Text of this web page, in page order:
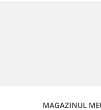
MAGAZINUL